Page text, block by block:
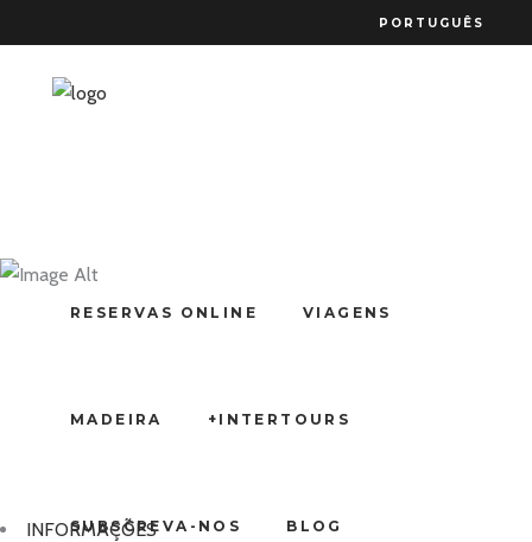
PORTUGUÊS
RESERVAS ONLINE VIAGENS
MADEIRA +INTERTOURS
SUBSCREVA-NOS BLOG
INFORMAÇÕES